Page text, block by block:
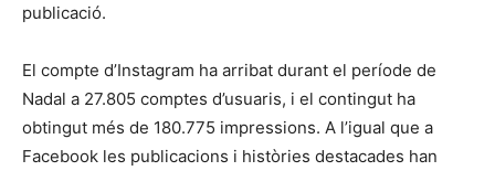
publicació.
El compte d’Instagram ha arribat durant el període de
Nadal a 27.805 comptes d’usuaris, i el contingut ha
obtingut més de 180.775 impressions. A l’igual que a
Facebook les publicacions i històries destacades han